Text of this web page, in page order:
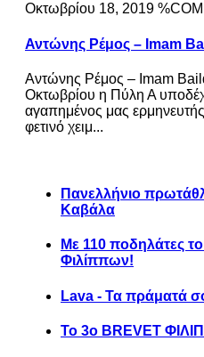
Οκτωβρίου 18, 2019
Αντώνης Ρέμος – Imam
Αντώνης Ρέμος – Imam
Οκτωβρίου η Πύλη Α
αγαπημένος μας ερμηνευτής
φετινό χειμ...
Πανελλήνιο
Καβάλα
Με 110 ποδηλάτες
Φιλίππων!
Lava - Τα πράματά
Το 3ο BREVET